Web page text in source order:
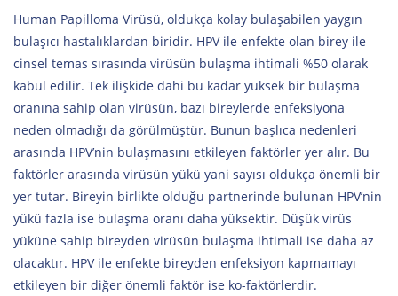
Human Papilloma Virüsü, oldukça kolay bulaşabilen yaygın
bulaşıcı hastalıklardan biridir. HPV ile enfekte olan birey ile
cinsel temas sırasında virüsün bulaşma ihtimali %50 olarak
kabul edilir. Tek ilişkide dahi bu kadar yüksek bir bulaşma
oranına sahip olan virüsün, bazı bireylerde enfeksiyona
neden olmadığı da görülmüştür. Bunun başlıca nedenleri
arasında HPV’nin bulaşmasını etkileyen faktörler yer alır. Bu
faktörler arasında virüsün yükü yani sayısı oldukça önemli bir
yer tutar. Bireyin birlikte olduğu partnerinde bulunan HPV’nin
yükü fazla ise bulaşma oranı daha yüksektir. Düşük virüs
yüküne sahip bireyden virüsün bulaşma ihtimali ise daha az
olacaktır. HPV ile enfekte bireyden enfeksiyon kapmamayı
etkileyen bir diğer önemli faktör ise ko-faktörlerdir.